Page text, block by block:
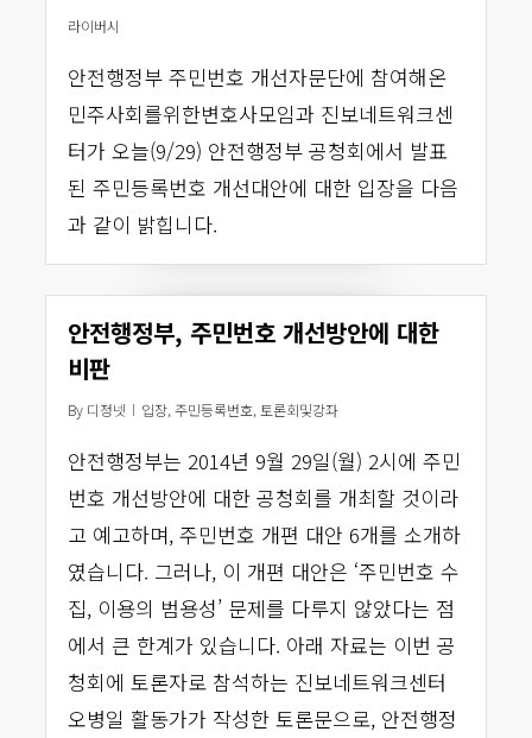
라이버시
안전행정부 주민번호 개선자문단에 참여해온
민주사회를위한변호사모임과 진보네트워크센
터가 오늘(9/29) 안전행정부 공청회에서 발표
된 주민등록번호 개선대안에 대한 입장을 다음
과 같이 밝힙니다.
안전행정부, 주민번호 개선방안에 대한
비판
By 디정넷 입장,주민등록번호, 토론회및강좌
안전행정부는 2014년 9월 29일(월) 2시에 주민
번호 개선방안에 대한 공청회를 개최할 것이라
고 예고하며, 주민번호 개편 대안 6개를 소개하
였습니다. 그러나, 이 개편 대안은 ‘주민번호 수
집, 이용의 범용성’ 문제를 다루지 않았다는 점
에서 큰 한계가 있습니다. 아래 자료는 이번 공
청회에 토론자로 참석하는 진보네트워크센터
오병일 활동가가 작성한 토론문으로, 안전행정